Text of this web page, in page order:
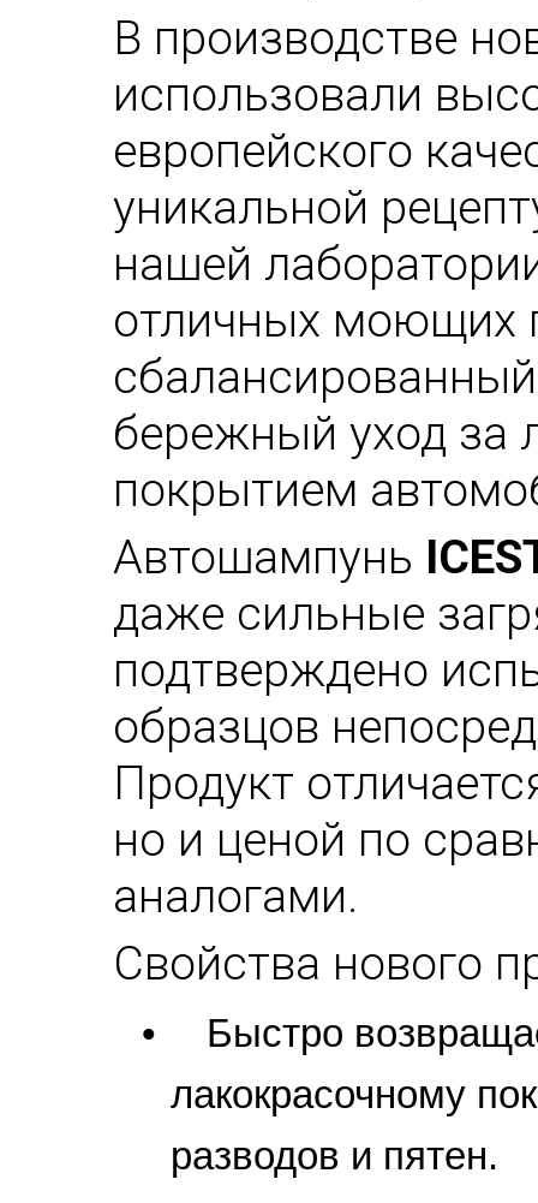
В производстве
использовали
европейского
уникальной
нашей
отличных моющих
бережный уход за
покрытием
Автошампунь
даже сильные
подтверждено
образцов
Продукт
но и ценой по
аналогами.
Свойства нового
•
Быстро
лакокрасочному
разводов и пятен.